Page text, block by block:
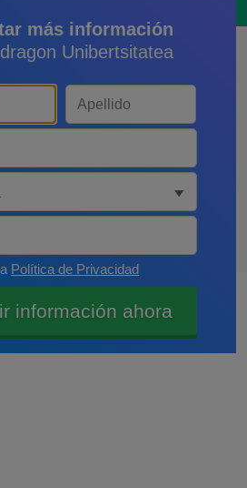
más información
Unibertsitatea
Política de Privacidad